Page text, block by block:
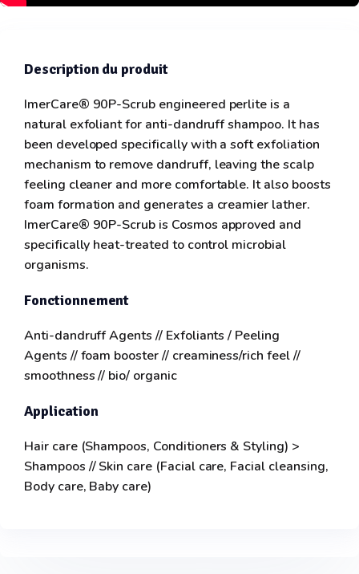
Description du produit
ImerCare® 90P-Scrub engineered perlite is a
natural exfoliant for anti-dandruff shampoo. It has
been developed specifically with a soft exfoliation
mechanism to remove dandruff, leaving the scalp
feeling cleaner and more comfortable. It also boosts
foam formation and generates a creamier lather.
ImerCare® 90P-Scrub is Cosmos approved and
specifically heat-treated to control microbial
organisms.
Fonctionnement
Anti-dandruff Agents // Exfoliants / Peeling
Agents // foam booster // creaminess/rich feel //
smoothness // bio/ organic
Application
Hair care (Shampoos, Conditioners & Styling) >
Shampoos // Skin care (Facial care, Facial cleansing,
Body care, Baby care)